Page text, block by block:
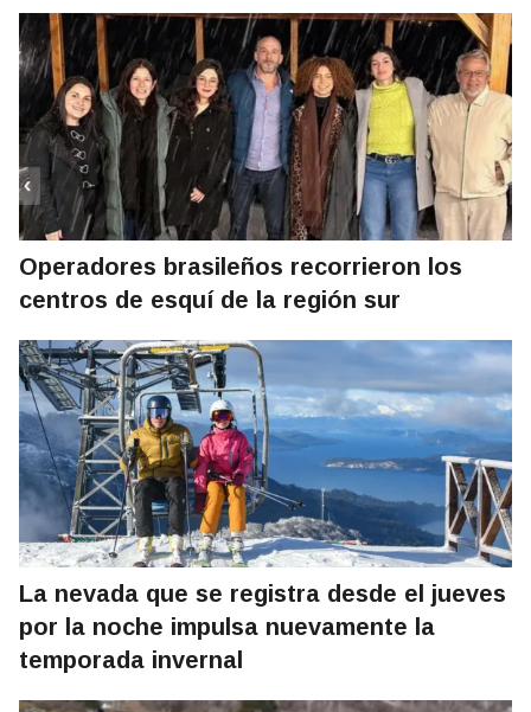
Operadores brasileños recorrieron los
centros de esquí de la región sur
La nevada que se registra desde el jueves
por la noche impulsa nuevamente la
temporada invernal